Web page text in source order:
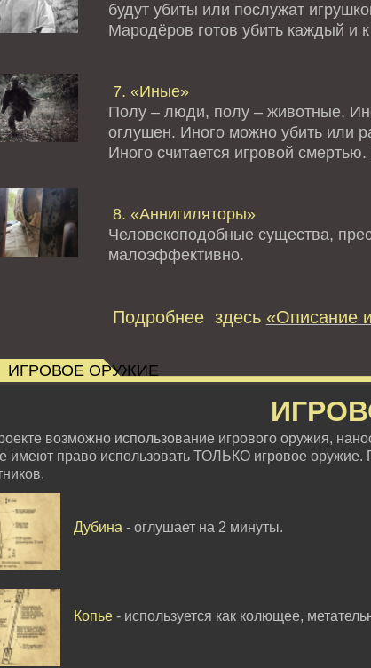
будут убиты или послужат
Мародёров готов убить каждый и
7. «Иные»
Полу – люди, полу – животные,
оглушен. Иного можно убить или
Иного считается игровой
8. «Аннигиляторы»
Человекоподобные существа,
малоэффективно.
Подробнее здесь «Описание
возможно использование игрового оружия,
имеют право использовать ТОЛЬКО игровое оружие.
Дубина - оглушает на 2 минуты.
Копье - используется как колющее,
ИГРОВОЕ ОРУЖИЕ